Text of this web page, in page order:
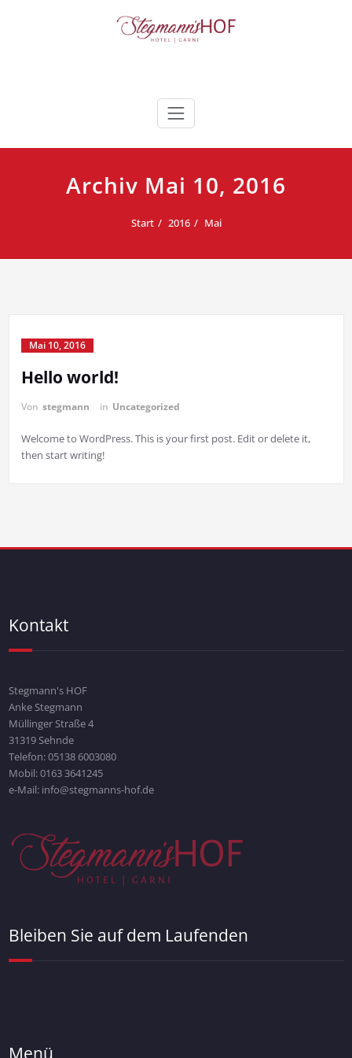
Stegmann's Hof
Archiv Mai 10, 2016
Start 2016 Mai
Mai 10, 2016
Hello world!
Von stegmann in Uncategorized
Welcome to WordPress. This is your first post. Edit or delete it,
then start writing!
Kontakt
Stegmann's HOF
Anke Stegmann
Müllinger Straße 4
31319 Sehnde
Telefon: 05138 6003080
Mobil: 0163 3641245
e-Mail: info@stegmanns-hof.de
Bleiben Sie auf dem Laufenden
Menü